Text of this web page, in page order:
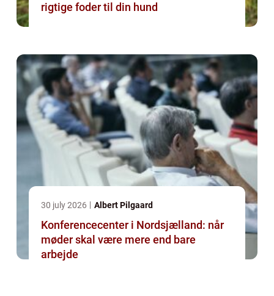
rigtige foder til din hund
30 july 2026 Albert Pilgaard
Konferencecenter i Nordsjælland: når
møder skal være mere end bare
arbejde